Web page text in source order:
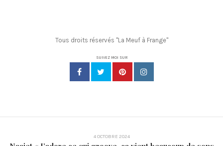
Tous droits réservés "La Meuf à Frange"
SUIVEZ MOI SUR
4 OCTOBRE 2024